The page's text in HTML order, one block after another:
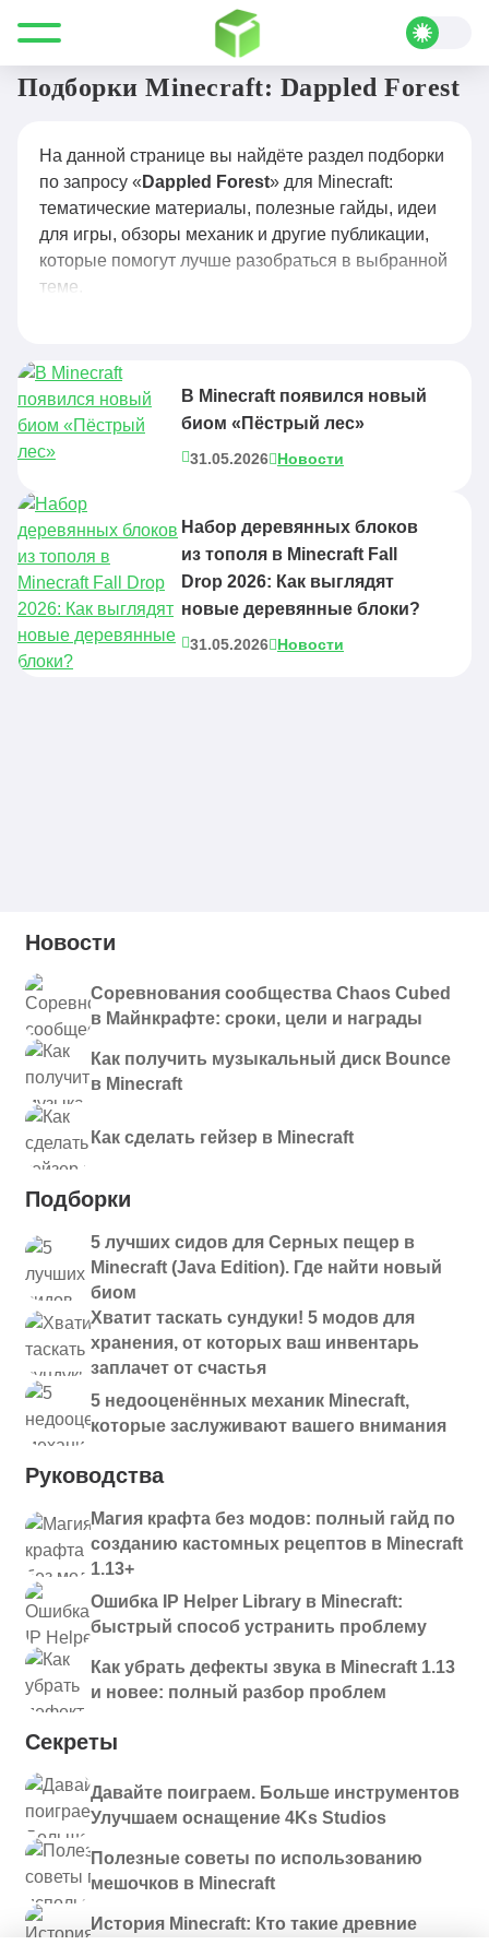
Все для Minecraft Dappled Forest
Подборки Minecraft: Dappled Forest
На данной странице вы найдёте раздел подборки
по запросу « Dappled Forest» для Minecraft:
тематические материалы, полезные гайды, идеи
для игры, обзоры механик и другие публикации,
которые помогут лучше разобраться в выбранной
теме.
В Minecraft появился новый
биом «Пёстрый лес»
31.05.2026 Новости
Набор деревянных блоков
из тополя в Minecraft Fall
Drop 2026: Как выглядят
новые деревянные блоки?
31.05.2026 Новости
Новости
Соревнования сообщества Chaos Cubed
в Майнкрафте: сроки, цели и награды
Как получить музыкальный диск Bounce
в Minecraft
Как сделать гейзер в Minecraft
Подборки
5 лучших сидов для Серных пещер в
Minecraft (Java Edition). Где найти новый
биом
Хватит таскать сундуки! 5 модов для
хранения, от которых ваш инвентарь
заплачет от счастья
5 недооценённых механик Minecraft,
которые заслуживают вашего внимания
Руководства
Магия крафта без модов: полный гайд по
созданию кастомных рецептов в Minecraft
1.13+
Ошибка IP Helper Library в Minecraft:
быстрый способ устранить проблему
Как убрать дефекты звука в Minecraft 1.13
и новее: полный разбор проблем
Секреты
Давайте поиграем. Больше инструментов
Улучшаем оснащение 4Ks Studios
Полезные советы по использованию
мешочков в Minecraft
История Minecraft: Кто такие древние